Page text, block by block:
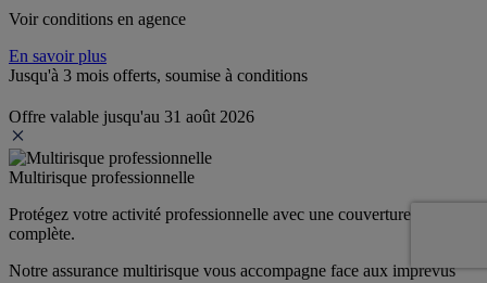
Voir conditions en agence
En savoir plus
Jusqu'à 3 mois offerts, soumise à conditions
Offre valable jusqu'au 31 août 2026
Multirisque professionnelle
Protégez votre activité professionnelle avec une couverture
complète.
Notre assurance multirisque vous accompagne face aux imprévus